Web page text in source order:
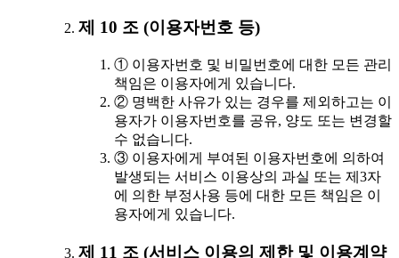
제 10 조 (이용자번호 등)
① 이용자번호 및 비밀번호에 대한 모든 관리
책임은 이용자에게 있습니다.
② 명백한 사유가 있는 경우를 제외하고는 이
용자가 이용자번호를 공유, 양도 또는 변경할
수 없습니다.
③ 이용자에게 부여된 이용자번호에 의하여
발생되는 서비스 이용상의 과실 또는 제3자
에 의한 부정사용 등에 대한 모든 책임은 이
용자에게 있습니다.
제 11 조 (서비스 이용의 제한 및 이용계약